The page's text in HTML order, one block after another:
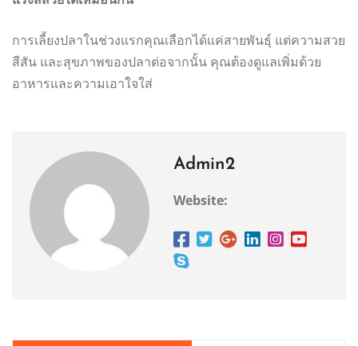
การเลี้ยงปลาในช่วงแรกคุณเลือกได้แค่สายพันธุ์ แต่ความสวย
สีสัน และสุขภาพของปลาต่อจากนั้น คุณต้องดูแลเพิ่มด้วย
อาหารและความเอาใจใส่
Admin2
Website: